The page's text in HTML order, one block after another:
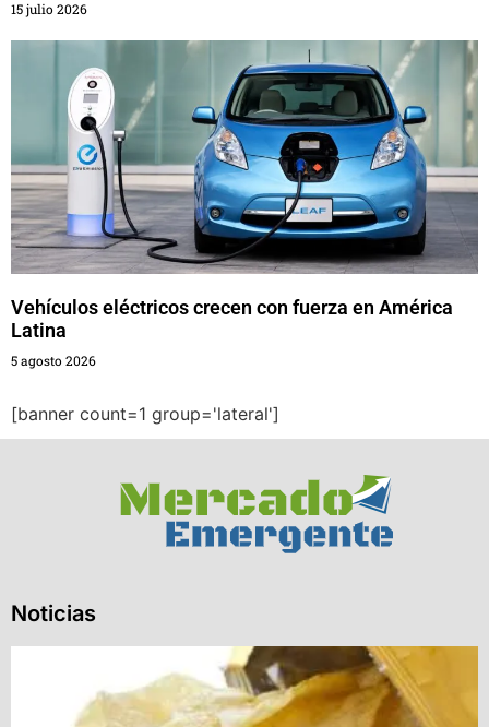
15 julio 2026
Vehículos eléctricos crecen con fuerza en América
Latina
5 agosto 2026
[banner count=1 group='lateral']
Noticias